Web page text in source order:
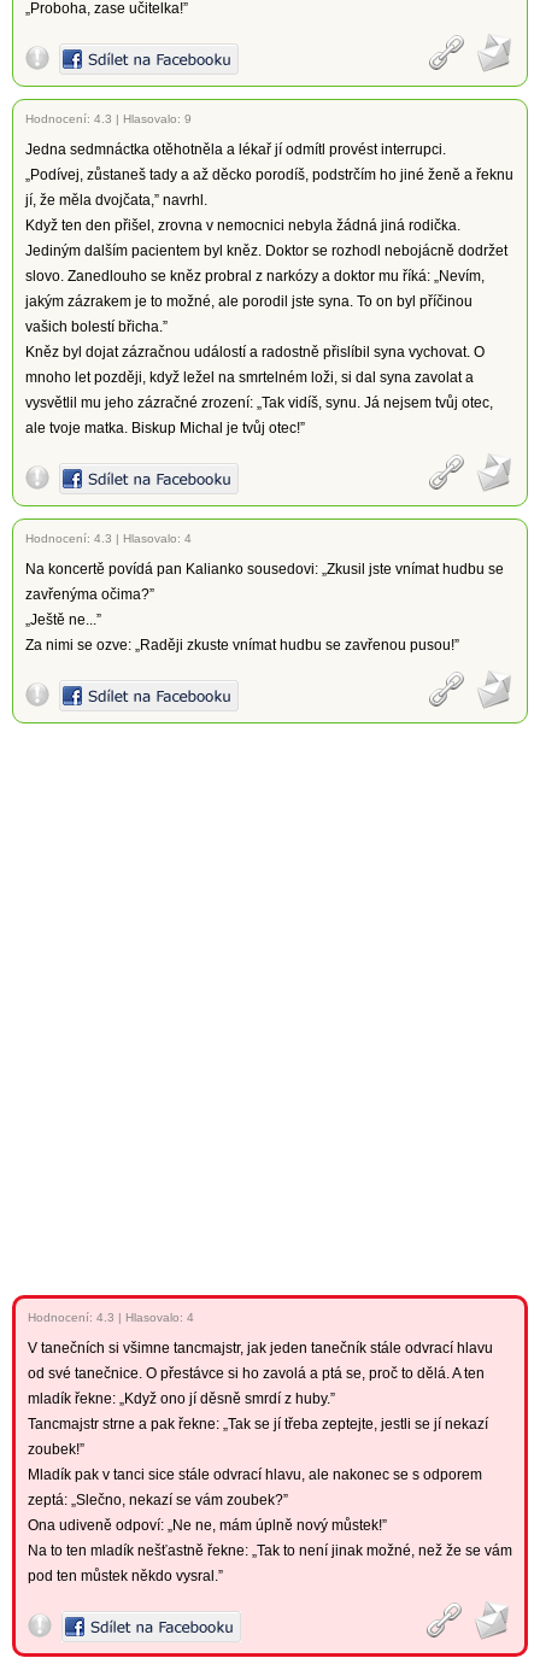
„Proboha, zase učitelka!”
Hodnocení: 4.3 | Hlasovalo: 9
Jedna sedmnáctka otěhotněla a lékař jí odmítl provést interrupci.
„Podívej, zůstaneš tady a až děcko porodíš, podstrčím ho jiné ženě a řeknu
jí, že měla dvojčata,” navrhl.
Když ten den přišel, zrovna v nemocnici nebyla žádná jiná rodička.
Jediným dalším pacientem byl kněz. Doktor se rozhodl nebojácně dodržet
slovo. Zanedlouho se kněz probral z narkózy a doktor mu říká: „Nevím,
jakým zázrakem je to možné, ale porodil jste syna. To on byl příčinou
vašich bolestí břicha.”
Kněz byl dojat zázračnou událostí a radostně přislíbil syna vychovat. O
mnoho let později, když ležel na smrtelném loži, si dal syna zavolat a
vysvětlil mu jeho zázračné zrození: „Tak vidíš, synu. Já nejsem tvůj otec,
ale tvoje matka. Biskup Michal je tvůj otec!”
Hodnocení: 4.3 | Hlasovalo: 4
Na koncertě povídá pan Kalianko sousedovi: „Zkusil jste vnímat hudbu se
zavřenýma očima?”
„Ještě ne...”
Za nimi se ozve: „Raději zkuste vnímat hudbu se zavřenou pusou!”
Hodnocení: 4.3 | Hlasovalo: 4
V tanečních si všimne tancmajstr, jak jeden tanečník stále odvrací hlavu
od své tanečnice. O přestávce si ho zavolá a ptá se, proč to dělá. A ten
mladík řekne: „Když ono jí děsně smrdí z huby.”
Tancmajstr strne a pak řekne: „Tak se jí třeba zeptejte, jestli se jí nekazí
zoubek!”
Mladík pak v tanci sice stále odvrací hlavu, ale nakonec se s odporem
zeptá: „Slečno, nekazí se vám zoubek?”
Ona udiveně odpoví: „Ne ne, mám úplně nový můstek!”
Na to ten mladík nešťastně řekne: „Tak to není jinak možné, než že se vám
pod ten můstek někdo vysral.”